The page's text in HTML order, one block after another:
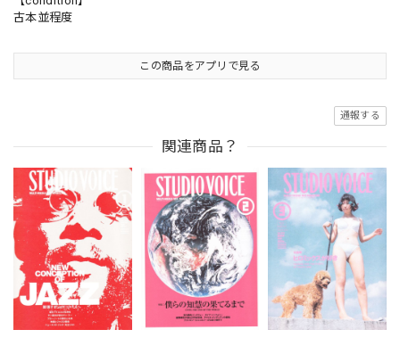
古本並程度
この商品をアプリで見る
通報する
関連商品？